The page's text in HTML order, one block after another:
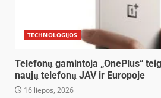
TECHNOLOGIJOS
Telefonų gamintoja „OnePlus“
naujų telefonų JAV ir Europoje
16 liepos, 2026